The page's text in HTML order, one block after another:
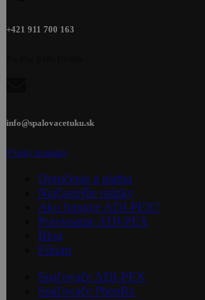
+421 911 700 163
info@spalovacetuku.sk
Všetky kontakty
Doručenie a platba
Najčastejšie otázky
Ako funguje ADI-PEX?
Porovnanie ADI-PEX
Blog
Fórum
Spaľovače ADI-PEX
Spaľovače PhenRx